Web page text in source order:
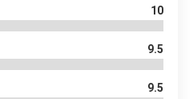
10
9.5
9.5